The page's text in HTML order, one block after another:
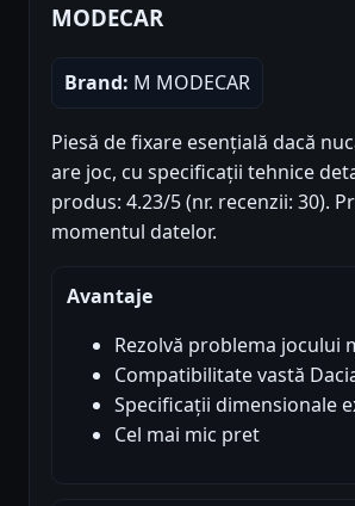
MODECAR
Brand: M MODECAR
Piesă de fixare esențială dacă
are joc, cu specificații tehnice
produs: 4.23/5 (nr. recenzii: 30).
momentul datelor.
Avantaje
Rezolvă problema jocului
Compatibilitate vastă
Specificații dimensionale
Cel mai mic pret